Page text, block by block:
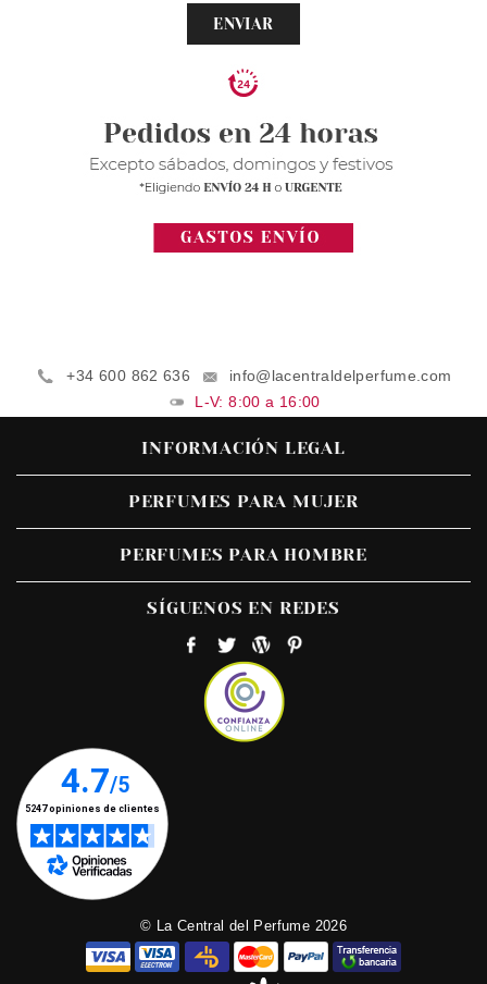
ENVIAR
+34 600 862 636
info@lacentraldelperfume.com
L-V: 8:00 a 16:00
INFORMACIÓN LEGAL
PERFUMES PARA MUJER
PERFUMES PARA HOMBRE
SÍGUENOS EN REDES
© La Central del Perfume 2026